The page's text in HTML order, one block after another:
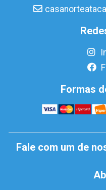
Formas
Fale com um de